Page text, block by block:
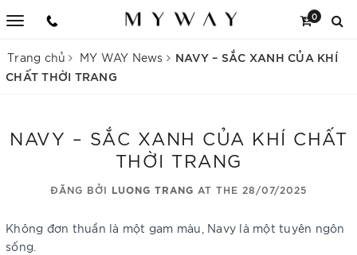
0
Trang chủ MY WAY News
NAVY – SẮC XANH CỦA KHÍ
CHẤT THỜI TRANG
NAVY – SẮC XANH CỦA KHÍ CHẤT
THỜI TRANG
ĐĂNG BỞI LUONG TRANG AT THE 28/07/2025
Không đơn thuần là một gam màu, Navy là một tuyên ngôn
sống.